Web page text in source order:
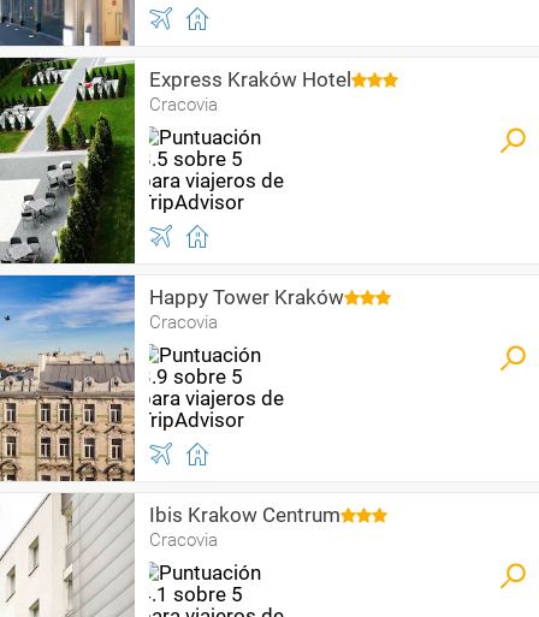
Express Kraków Hotel
Cracovia
Happy Tower Kraków
Cracovia
Ibis Krakow Centrum
Cracovia